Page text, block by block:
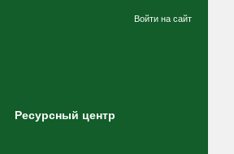
Войти на сайт
Ресурсный центр